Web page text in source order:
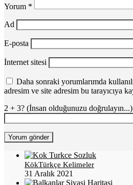
Yorum *
Ad
E-posta
İnternet sitesi
Daha sonraki yorumlarımda
adresim ve site adresim bu tarayıcıya
2 + 3? (İnsan olduğunuzu doğrulayın...)
KökTürkçe Kelimeler
31 Aralık 2021